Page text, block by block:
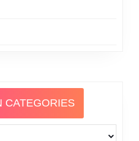
CATEGORIES